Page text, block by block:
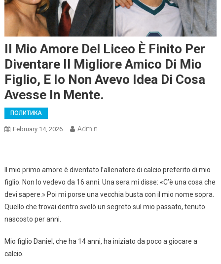
Il Mio Amore Del Liceo È Finito Per
Diventare Il Migliore Amico Di Mio
Figlio, E Io Non Avevo Idea Di Cosa
Avesse In Mente.
ПОЛИТИКА
February 14, 2026 Admin
Il mio primo amore è diventato l’allenatore di calcio preferito di mio
figlio. Non lo vedevo da 16 anni. Una sera mi disse: «C’è una cosa che
devi sapere.» Poi mi porse una vecchia busta con il mio nome sopra.
Quello che trovai dentro svelò un segreto sul mio passato, tenuto
nascosto per anni.
Mio figlio Daniel, che ha 14 anni, ha iniziato da poco a giocare a
calcio.